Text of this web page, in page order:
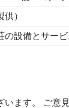
）
設備とサービ
います。 ご意